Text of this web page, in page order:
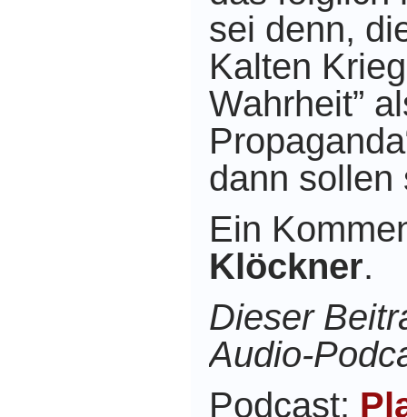
sei denn,
Kalten
Wahrheit”
dann sollen
Ein
Klöckner.
Dieser
Audio-
Podcast: